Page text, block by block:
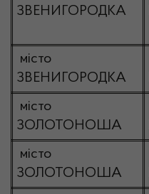
ЗВЕНИГОРОДКА
місто
ЗВЕНИГОРОДКА
місто
ЗОЛОТОНОША
місто
ЗОЛОТОНОША